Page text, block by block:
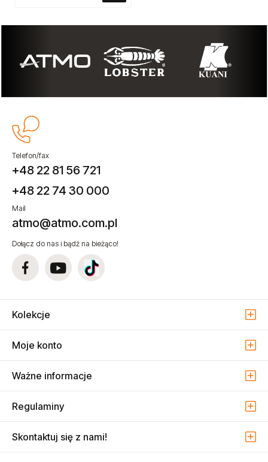
Telefon/fax
+48 22 81 56 721
+48 22 74 30 000
Mail
atmo@atmo.com.pl
Dołącz do nas i bądź na bieżąco!
Kolekcje
Moje konto
Ważne informacje
Regulaminy
Skontaktuj się z nami!